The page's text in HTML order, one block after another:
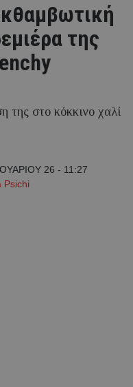
της
της στο κόκκινο χαλί
26 - 11:27
Psichi